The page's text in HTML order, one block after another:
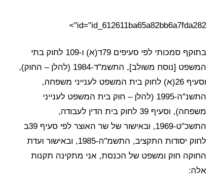
id="id_612611ba65a82bb6a7fda282">
בתוקף סמכותי לפי סעיפים 79ד(א) ו-109 לחוק בתי
המשפט [נוסח משולב], התשמ"ד-1984 (להלן – החוק),
וסעיף 26(א) לחוק בית המשפט לענייני משפחה,
התשנ"ה-1995 (להלן – חוק בית המשפט לענייני
משפחה), וסעיף 39 לחוק בית הדין לעבודה,
התשכ"ט-1969, ובאישור של שר האוצר לפי סעיף 39ב
לחוק יסודות התקציב, התשמ"ה-1985, ובאישור ועדת
החוקה חוק ומשפט של הכנסת, אני מתקינה תקנות
אלה: